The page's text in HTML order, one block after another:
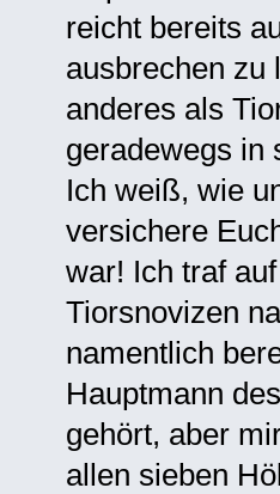
reicht bereits
ausbrechen zu
anderes als
geradewegs in
Ich weiß, wie
versichere
war! Ich traf
Tiorsnovizen
namentlich
Hauptmann
gehört, aber
allen sieben